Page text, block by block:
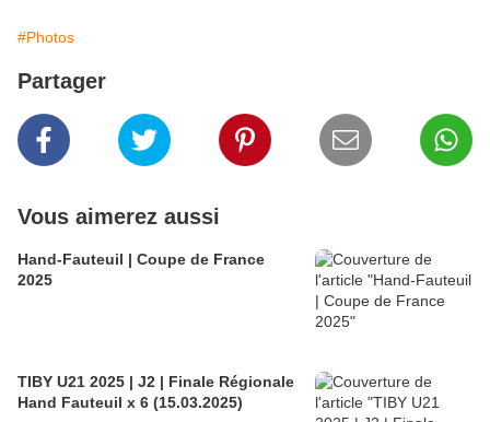
#Photos
Partager
Vous aimerez aussi
Hand-Fauteuil | Coupe de France
2025
TIBY U21 2025 | J2 | Finale Régionale
Hand Fauteuil x 6 (15.03.2025)